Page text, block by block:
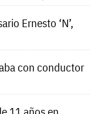
Ernesto ‘N’,
con conductor